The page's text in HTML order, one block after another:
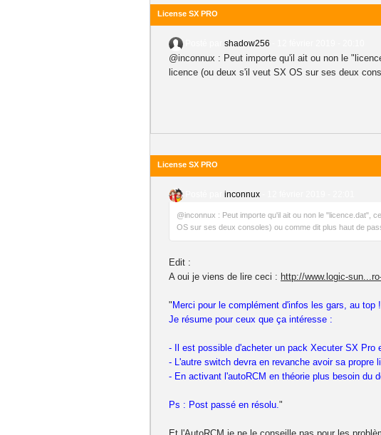
License SX PRO
shadow256
@inconnux : Peut importe qu'il ait ou non le
licence (ou deux s'il veut SX OS sur ses deux
License SX PRO
inconnux
@inconnux : Peut importe qu'il ait ou non le "licence.dat",
OS sur ses deux consoles) ou comme dit plus haut de
Edit :
A oui je viens de lire ceci : http://www.logic-
" Merci pour le complément d'infos les gars, au top !
Je résume pour ceux que ça intéresse :
- Il est possible d'acheter un pack Xecuter SX Pro
- L'autre switch devra en revanche avoir sa propre
- En activant l'autoRCM en théorie plus besoin du
Ps : Post passé en résolu."